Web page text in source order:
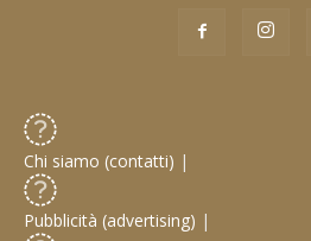
Chi siamo (contatti) |
Pubblicità (advertising) |